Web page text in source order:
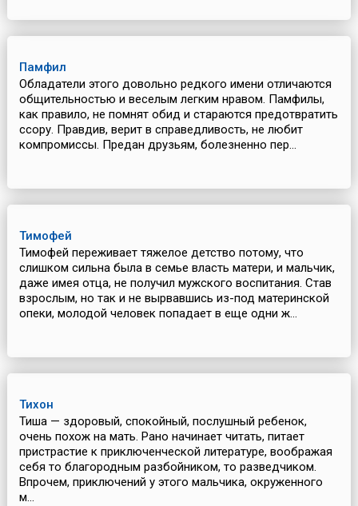
Памфил
Обладатели этого довольно редкого имени отличаются
общительностью и веселым легким нравом. Памфилы,
как правило, не помнят обид и стараются предотвратить
ссору. Правдив, верит в справедливость, не любит
компромиссы. Предан друзьям, болезненно пер...
Тимофей
Тимофей переживает тяжелое детство потому, что
слишком сильна была в семье власть матери, и мальчик,
даже имея отца, не получил мужского воспитания. Став
взрослым, но так и не вырвавшись из-под материнской
опеки, молодой человек попадает в еще одни ж...
Тихон
Тиша — здоровый, спокойный, послушный ребенок,
очень похож на мать. Рано начинает читать, питает
пристрастие к приключенческой литературе, воображая
себя то благородным разбойником, то разведчиком.
Впрочем, приключений у этого мальчика, окруженного
м...